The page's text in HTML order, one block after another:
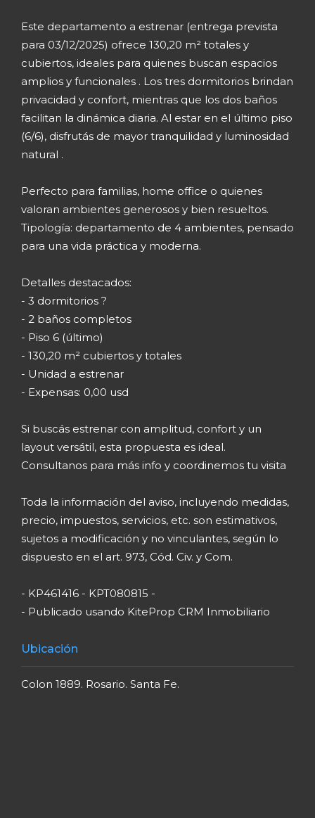
Este departamento a estrenar (entrega prevista
para 03/12/2025) ofrece 130,20 m² totales y
cubiertos, ideales para quienes buscan espacios
amplios y funcionales . Los tres dormitorios brindan
privacidad y confort, mientras que los dos baños
facilitan la dinámica diaria. Al estar en el último piso
(6/6), disfrutás de mayor tranquilidad y luminosidad
natural .
Perfecto para familias, home office o quienes
valoran ambientes generosos y bien resueltos.
Tipología: departamento de 4 ambientes, pensado
para una vida práctica y moderna.
Detalles destacados:
- 3 dormitorios ?
- 2 baños completos
- Piso 6 (último)
- 130,20 m² cubiertos y totales
- Unidad a estrenar
- Expensas: 0,00 usd
Si buscás estrenar con amplitud, confort y un
layout versátil, esta propuesta es ideal.
Consultanos para más info y coordinemos tu visita
Toda la información del aviso, incluyendo medidas,
precio, impuestos, servicios, etc. son estimativos,
sujetos a modificación y no vinculantes, según lo
dispuesto en el art. 973, Cód. Civ. y Com.
- KP461416 - KPT080815 -
- Publicado usando KiteProp CRM Inmobiliario
Ubicación
Colon 1889. Rosario. Santa Fe.